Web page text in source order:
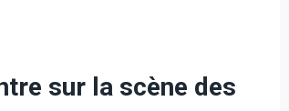
sur la scène des